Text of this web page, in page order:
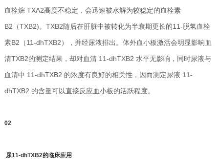
血栓烷 TXA2高度不稳定，会迅速被水解为较稳定的血栓素
B2（TXB2)。TXB2随后在肝脏中被转化为半衰期更长的11-脱氢血栓
素B2（11-dhTXB2），并经尿液排出。体外血小板激活会明显影响血
清TXB2的测定结果，却对血清 11-dhTXB2 水平无影响，同时尿液与
血清中 11-dhTXB2 的浓度有良好的相关性，因而测定尿液 11-
dhTXB2 的含量可以直接反应血小板的活跃程度。
02
尿11-dhTXB2的临床应用